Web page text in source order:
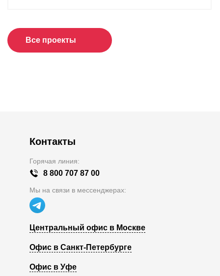
Все проекты
Контакты
Горячая линия:
8 800 707 87 00
Мы на связи в мессенджерах:
Центральный офис в Москве
Офис в Санкт-Петербурге
Офис в Уфе